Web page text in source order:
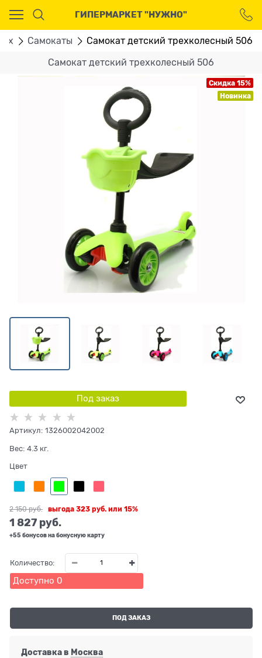
ГИПЕРМАРКЕТ "НУЖНО"
Самокаты Самокат детский трехколесный 506
Самокат детский трехколесный 506
Скидка 15%
Новинка
Под заказ
Артикул: 1326002042002
Вес: 4.3 кг.
Цвет
2 150 руб.
1 827 руб.
выгода323 руб. или15%
+55 бонусов на бонусную карту
Количество:
Доступно 0
ПОД ЗАКАЗ
Доставка в Москва
Ваш город - Москва,
угадали?
ДА НЕТ